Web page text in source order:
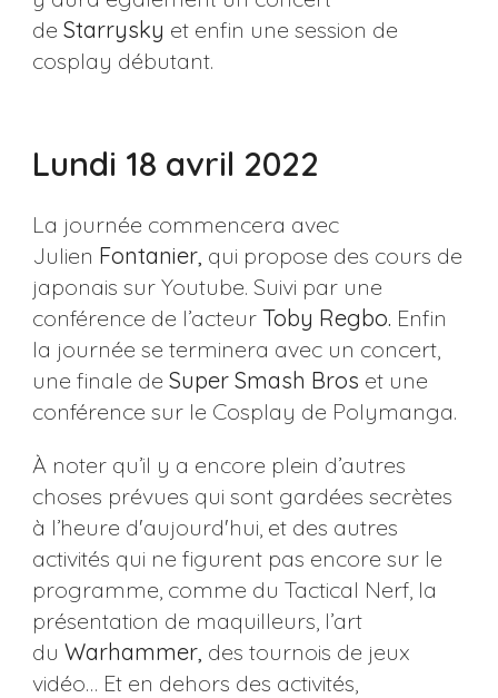
de Starrysky et enfin une session de
cosplay débutant.
Lundi 18 avril 2022
La journée commencera avec
Julien Fontanier, qui propose des cours de
japonais sur Youtube. Suivi par une
conférence de l’acteur Toby Regbo. Enfin
la journée se terminera avec un concert,
une finale de Super Smash Bros et une
conférence sur le Cosplay de Polymanga.
À noter qu’il y a encore plein d’autres
choses prévues qui sont gardées secrètes
à l’heure d'aujourd'hui, et des autres
activités qui ne figurent pas encore sur le
programme, comme du Tactical Nerf, la
présentation de maquilleurs, l’art
du Warhammer, des tournois de jeux
vidéo… Et en dehors des activités,